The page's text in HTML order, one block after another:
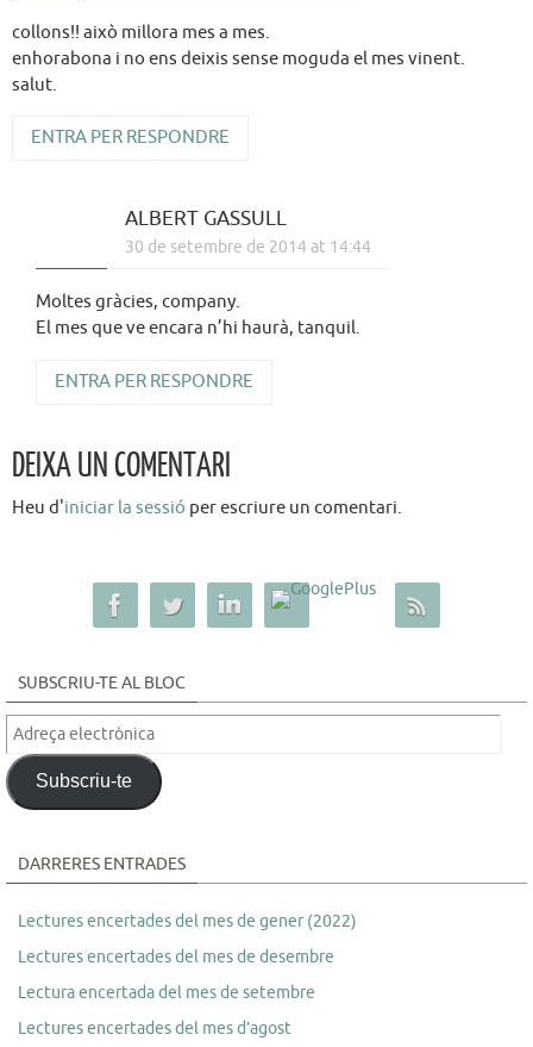
collons!! això millora mes a mes.
enhorabona i no ens deixis sense moguda el mes vinent.
salut.
ENTRA PER RESPONDRE
ALBERT GASSULL
30 de setembre de 2014 at 14:44
Moltes gràcies, company.
El mes que ve encara n’hi haurà, tanquil.
ENTRA PER RESPONDRE
DEIXA UN COMENTARI
Heu d'iniciar la sessió per escriure un comentari.
SUBSCRIU-TE AL BLOC
Adreça
electrònica
Subscriu-te
DARRERES ENTRADES
Lectures encertades del mes de gener (2022)
Lectures encertades del mes de desembre
Lectura encertada del mes de setembre
Lectures encertades del mes d’agost